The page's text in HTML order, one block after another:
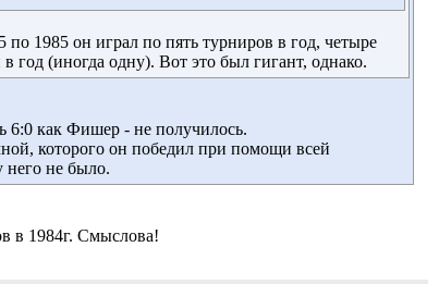
1985 он играл по пять турниров в год, четыре
год (иногда одну). Вот это был гигант, однако.
6:0 как Фишер - не получилось.
которого он победил при помощи всей
него не было.
в 1984г. Смыслова!